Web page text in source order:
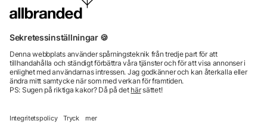
enbart till företag, institutioner, föreningar och